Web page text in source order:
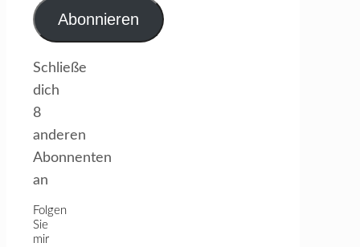
AdresseAbonnieren
Schließe
dich
8
anderen
Abonnenten
an
Folgen
Sie
mir